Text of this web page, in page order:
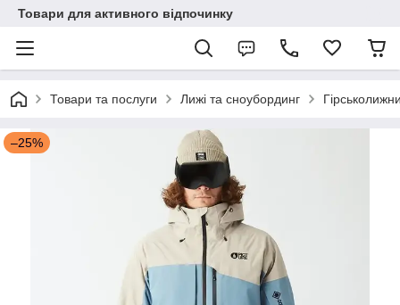
Товари для активного відпочинку
Товари та послуги Лижі та сноубординг
–25%